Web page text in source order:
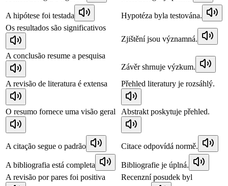
A hipótese foi testada
Hypotéza byla testována.
Os resultados são significativos
Zjištění jsou významná.
A conclusão resume a pesquisa
Závěr shrnuje výzkum.
A revisão de literatura é extensa
Přehled literatury je rozsáhlý.
O resumo fornece uma visão geral Abstrakt poskytuje přehled.
A citação segue o padrão Citace odpovídá normě.
A bibliografia está completa
Bibliografie je úplná.
A revisão por pares foi positiva
Recenzní posudek byl